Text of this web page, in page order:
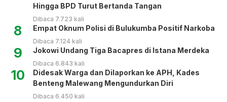
Hingga BPD Turut Bertanda Tangan
Dibaca 7.723 kali
8 Empat Oknum Polisi di Bulukumba Positif Narkoba
Dibaca 7.124 kali
9 Jokowi Undang Tiga Bacapres di Istana Merdeka
Dibaca 6.843 kali
10
Didesak Warga dan Dilaporkan ke APH, Kades
Benteng Malewang Mengundurkan Diri
Dibaca 6.450 kali